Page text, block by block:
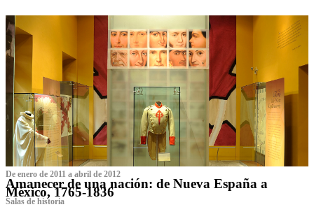
De enero de 2011 a abril de 2012
Amanecer de una nación: de Nueva España a
México, 1765-1836
Salas de historia